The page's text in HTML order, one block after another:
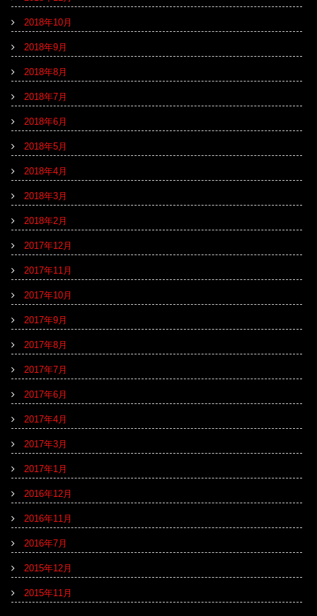
2018年10月
2018年9月
2018年8月
2018年7月
2018年6月
2018年5月
2018年4月
2018年3月
2018年2月
2017年12月
2017年11月
2017年10月
2017年9月
2017年8月
2017年7月
2017年6月
2017年4月
2017年3月
2017年1月
2016年12月
2016年11月
2016年7月
2015年12月
2015年11月